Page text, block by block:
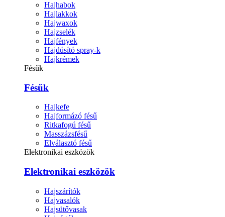
Hajhabok
Hajlakkok
Hajwaxok
Hajzselék
Hajfények
Hajdúsító spray-k
Hajkrémek
Fésűk
Fésűk
Hajkefe
Hajformázó fésű
Ritkafogú fésű
Masszázsfésű
Elválasztó fésű
Elektronikai eszközök
Elektronikai eszközök
Hajszárítók
Hajvasalók
Hajsütővasak